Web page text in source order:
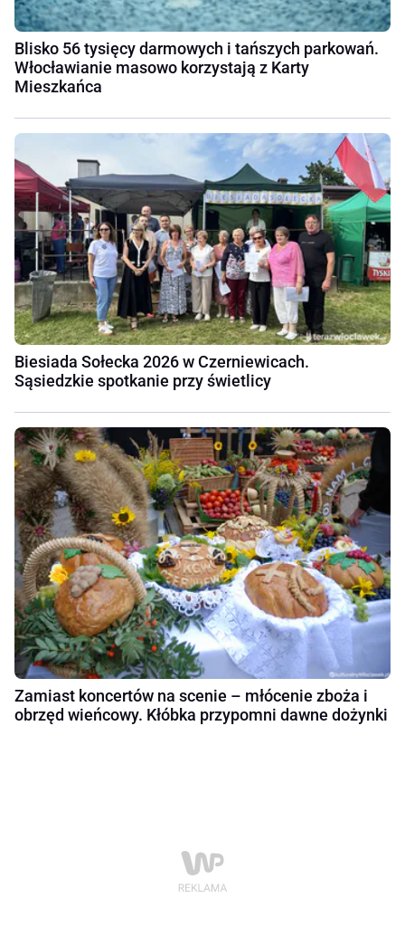
Blisko 56 tysięcy darmowych i tańszych parkowań.
Włocławianie masowo korzystają z Karty
Mieszkańca
Biesiada Sołecka 2026 w Czerniewicach.
Sąsiedzkie spotkanie przy świetlicy
Zamiast koncertów na scenie – młócenie zboża i
obrzęd wieńcowy. Kłóbka przypomni dawne dożynki